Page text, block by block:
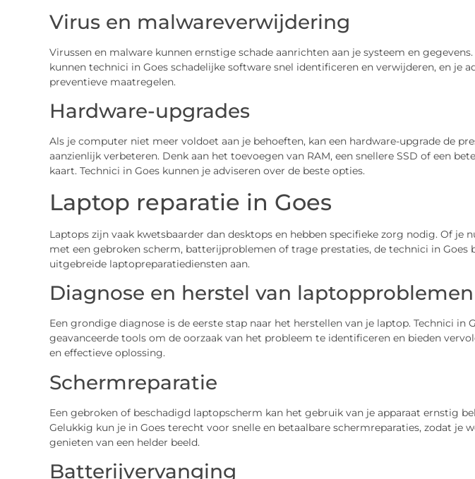
Virus en malwareverwijdering
Virussen en malware kunnen ernstige schade aanrichten aan je systeem en
kunnen technici in Goes schadelijke software snel identificeren en verwijderen, en je
preventieve maatregelen.
Hardware-upgrades
Als je computer niet meer voldoet aan je behoeften, kan een hardware-upgrade de
aanzienlijk verbeteren. Denk aan het toevoegen van RAM, een snellere SSD of een
kaart. Technici in Goes kunnen je adviseren over de beste opties.
Laptop reparatie in Goes
Laptops zijn vaak kwetsbaarder dan desktops en hebben specifieke zorg nodig. Of je
met een gebroken scherm, batterijproblemen of trage prestaties, de technici in Goes
uitgebreide laptopreparatiediensten aan.
Diagnose en herstel van laptopproblemen
Een grondige diagnose is de eerste stap naar het herstellen van je laptop. Technici in
geavanceerde tools om de oorzaak van het probleem te identificeren en bieden
en effectieve oplossing.
Schermreparatie
Een gebroken of beschadigd laptopscherm kan het gebruik van je apparaat ernstig
Gelukkig kun je in Goes terecht voor snelle en betaalbare schermreparaties, zodat je
genieten van een helder beeld.
Batterijvervanging